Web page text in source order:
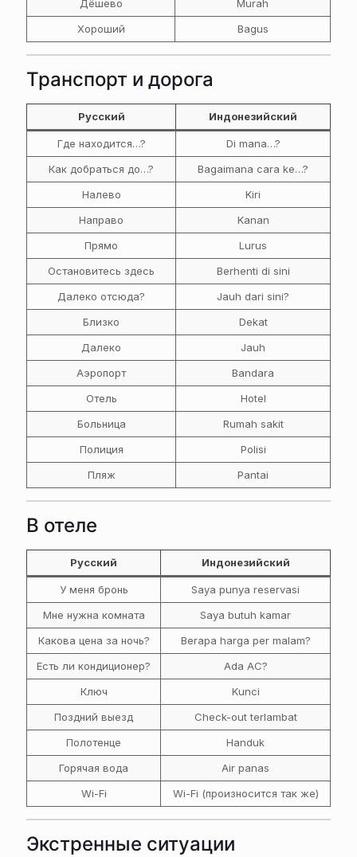
Дёшево
Murah
Хороший
Bagus
Транспорт и дорога
Русский Индонезийский
Где находится…?
Di mana…?
Как добраться до…?
Bagaimana cara ke…?
Налево
Kiri
Направо
Kanan
Прямо
Lurus
Остановитесь здесь
Berhenti di sini
Далеко отсюда?
Jauh dari sini?
Близко
Dekat
Далеко
Jauh
Аэропорт
Bandara
Отель
Hotel
Больница
Rumah sakit
Полиция
Polisi
Пляж
Pantai
В отеле
Русский Индонезийский
У меня бронь
Saya punya reservasi
Мне нужна комната
Saya butuh kamar
Какова цена за ночь?
Berapa harga per malam?
Есть ли кондиционер?
Ada AC?
Ключ
Kunci
Поздний выезд
Check-out terlambat
Полотенце
Handuk
Горячая вода
Air panas
Wi-Fi
Wi-Fi (произносится так же)
Экстренные ситуации